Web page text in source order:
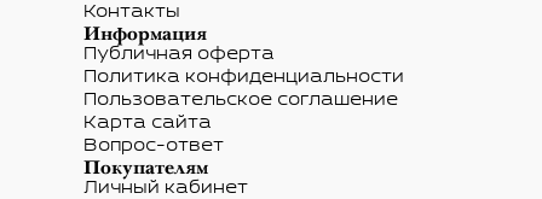
Контакты
Информация
Публичная оферта
Политика конфиденциальности
Пользовательское соглашение
Карта сайта
Вопрос-ответ
Покупателям
Личный кабинет